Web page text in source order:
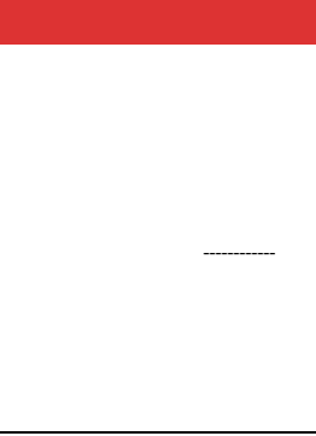
------------